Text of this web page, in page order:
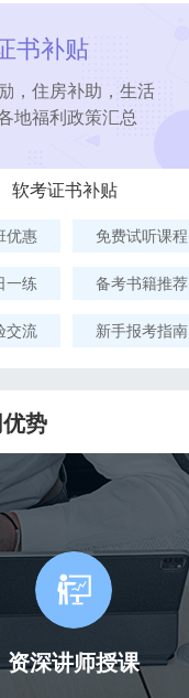
书补贴
，住房补助，生活
地福利政策汇总
软考证书补贴
优惠 免费试听课程
一练 备考书籍推荐
交流 新手报考指南
势
资深讲师授课